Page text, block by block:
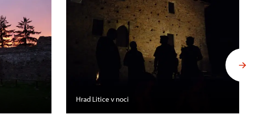
Hrad Litice v noci